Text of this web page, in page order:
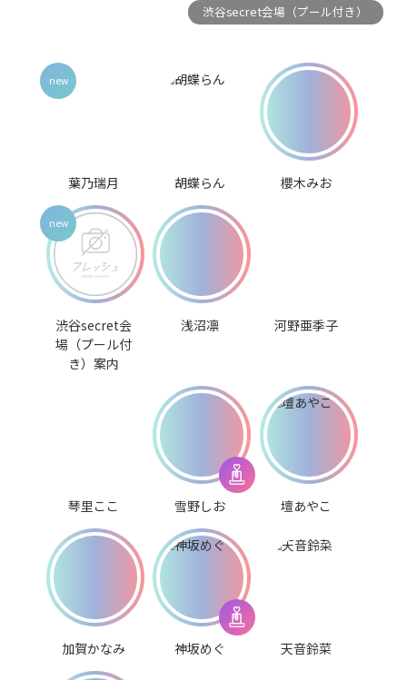
渋谷secret会場（プール付き）
葉乃瑞月 胡蝶らん 櫻木みお
渋谷secret会
場（プール付
き）案内
浅沼凛 河野亜季子
琴里ここ 雪野しお 壇あやこ
加賀かなみ 神坂めぐ 天音鈴菜